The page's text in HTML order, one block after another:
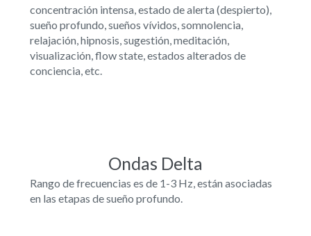
concentración intensa, estado de alerta (despierto),
sueño profundo, sueños vívidos, somnolencia,
relajación, hipnosis, sugestión, meditación,
visualización, flow state, estados alterados de
conciencia, etc.
Ondas Delta
Rango de frecuencias es de 1-3 Hz, están asociadas
en las etapas de sueño profundo.